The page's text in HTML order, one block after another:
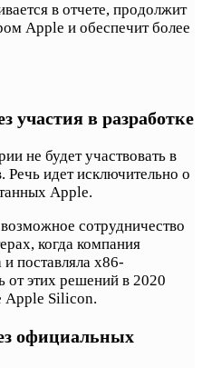
в отчете, продолжит
Apple и обеспечит более
участия в разработке
не будет участвовать в
Речь идет исключительно о
Apple.
сотрудничество
когда компания
поставляла x86-
от этих решений в 2020
Apple Silicon.
официальных